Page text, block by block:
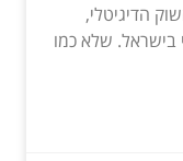
הדיגיטלי,
שלא כמו